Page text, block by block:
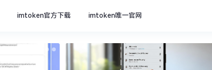
imtoken官方下载 imtoken唯一官网